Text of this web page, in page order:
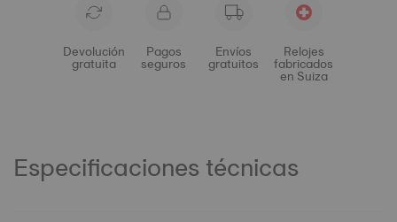
Devolución
gratuita
Pagos
seguros
Envíos
gratuitos
Relojes
fabricados
en Suiza
Especificaciones técnicas